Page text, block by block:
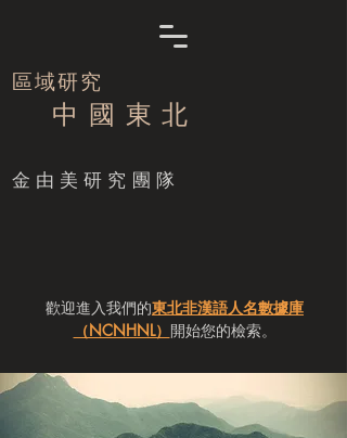
區域研究
中 國 東 北
​金由美研究團隊
歡迎進入我們的東北非漢語人名數據庫
（NCNHNL） 開始您的檢索。